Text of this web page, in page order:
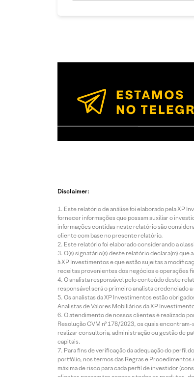
Disclaimer:
Este relatório de análise foi elaborado pela XP
fornecer informações que possam auxiliar o
informações contidas neste relatório são
cliente com base no presente relatório.
Este relatório foi elaborado considerando a
O(s) signatário(s) deste relatório declara(m)
à XP Investimentos e que estão sujeitas a
receitas provenientes dos negócios e operações
O analista responsável pelo conteúdo deste
responsável será o primeiro analista credenciado
Os analistas da XP Investimentos estão
Analistas de Valores Mobiliários da XP
O atendimento de nossos clientes é realizado
Resolução CVM nº 178/2023, os quais
realizar consultoria, administração ou gestão de
capitais.
Para fins de verificação da adequação do perfil
portfólio, nos termos das Regras e
máxima de risco para cada perfil de investidor